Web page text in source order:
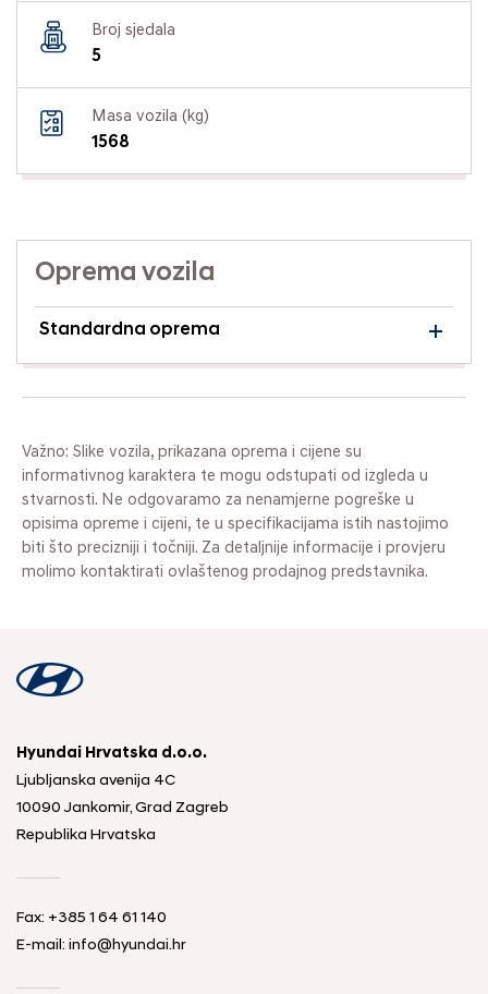
Broj sjedala
5
Masa vozila (kg)
1568
Oprema vozila
Standardna oprema
Važno: Slike vozila, prikazana oprema i cijene su
informativnog karaktera te mogu odstupati od izgleda u
stvarnosti. Ne odgovaramo za nenamjerne pogreške u
opisima opreme i cijeni, te u specifikacijama istih nastojimo
biti što precizniji i točniji. Za detaljnije informacije i provjeru
molimo kontaktirati ovlaštenog prodajnog predstavnika.
Hyundai Hrvatska d.o.o.
Ljubljanska avenija 4C
10090 Jankomir, Grad Zagreb
Republika Hrvatska
Fax: +385 1 64 61 140
E-mail: info@hyundai.hr